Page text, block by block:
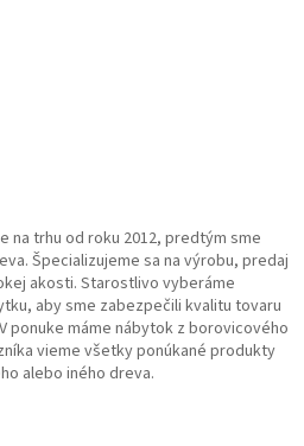
na trhu od roku 2012, predtým sme
Špecializujeme sa na výrobu, predaj
akosti. Starostlivo vyberáme
aby sme zabezpečili kvalitu tovaru
ponuke máme nábytok z borovicového
vieme všetky ponúkané produkty
alebo iného dreva.